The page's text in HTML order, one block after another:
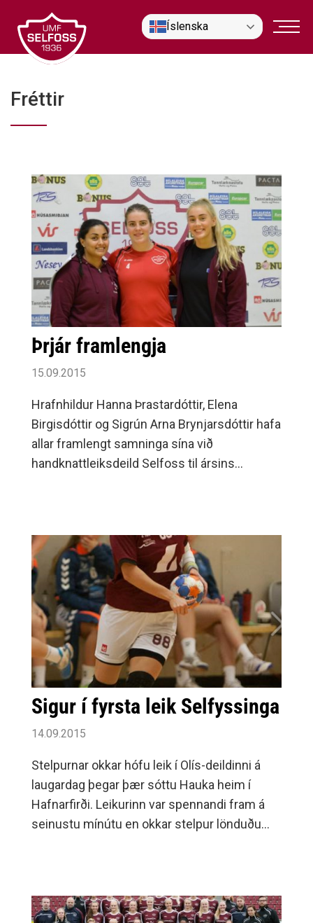
efni
Íslenska
Fréttir
Þrjár framlengja
15.09.2015
Hrafnhildur Hanna Þrastardóttir, Elena
Birgisdóttir og Sigrún Arna Brynjarsdóttir hafa
allar framlengt samninga sína við
handknattleiksdeild Selfoss til ársins
félaginu tryggð sína.
Sigur í fyrsta leik Selfyssinga
14.09.2015
Stelpurnar okkar hófu leik í Olís-deildinni á
laugardag þegar þær sóttu Hauka heim í
Hafnarfirði. Leikurinn var spennandi fram á
seinustu mínútu en okkar stelpur lönduðu
að getumunurinn á liðunum kom í ljós.